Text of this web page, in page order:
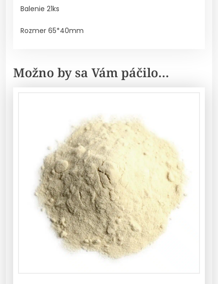
Balenie 21ks
Rozmer 65*40mm
Možno by sa Vám páčilo…